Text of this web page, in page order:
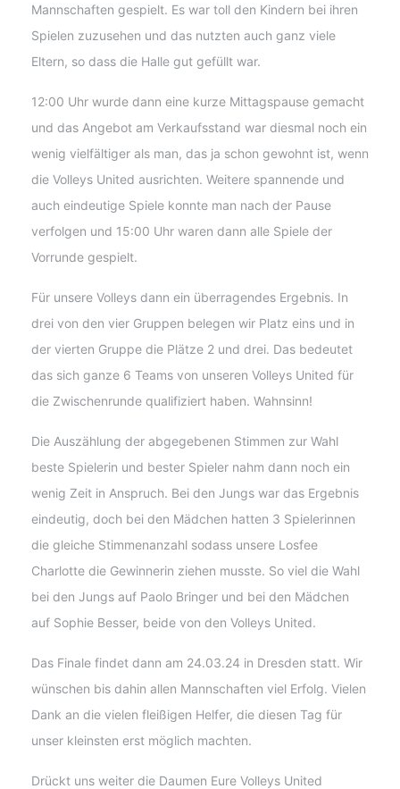
Mannschaften gespielt. Es war toll den Kindern bei ihren
Spielen zuzusehen und das nutzten auch ganz viele
Eltern, so dass die Halle gut gefüllt war.
12:00 Uhr wurde dann eine kurze Mittagspause gemacht
und das Angebot am Verkaufsstand war diesmal noch ein
wenig vielfältiger als man, das ja schon gewohnt ist, wenn
die Volleys United ausrichten. Weitere spannende und
auch eindeutige Spiele konnte man nach der Pause
verfolgen und 15:00 Uhr waren dann alle Spiele der
Vorrunde gespielt.
Für unsere Volleys dann ein überragendes Ergebnis. In
drei von den vier Gruppen belegen wir Platz eins und in
der vierten Gruppe die Plätze 2 und drei. Das bedeutet
das sich ganze 6 Teams von unseren Volleys United für
die Zwischenrunde qualifiziert haben. Wahnsinn!
Die Auszählung der abgegebenen Stimmen zur Wahl
beste Spielerin und bester Spieler nahm dann noch ein
wenig Zeit in Anspruch. Bei den Jungs war das Ergebnis
eindeutig, doch bei den Mädchen hatten 3 Spielerinnen
die gleiche Stimmenanzahl sodass unsere Losfee
Charlotte die Gewinnerin ziehen musste. So viel die Wahl
bei den Jungs auf Paolo Bringer und bei den Mädchen
auf Sophie Besser, beide von den Volleys United.
Das Finale findet dann am 24.03.24 in Dresden statt. Wir
wünschen bis dahin allen Mannschaften viel Erfolg. Vielen
Dank an die vielen fleißigen Helfer, die diesen Tag für
unser kleinsten erst möglich machten.
Drückt uns weiter die Daumen Eure Volleys United